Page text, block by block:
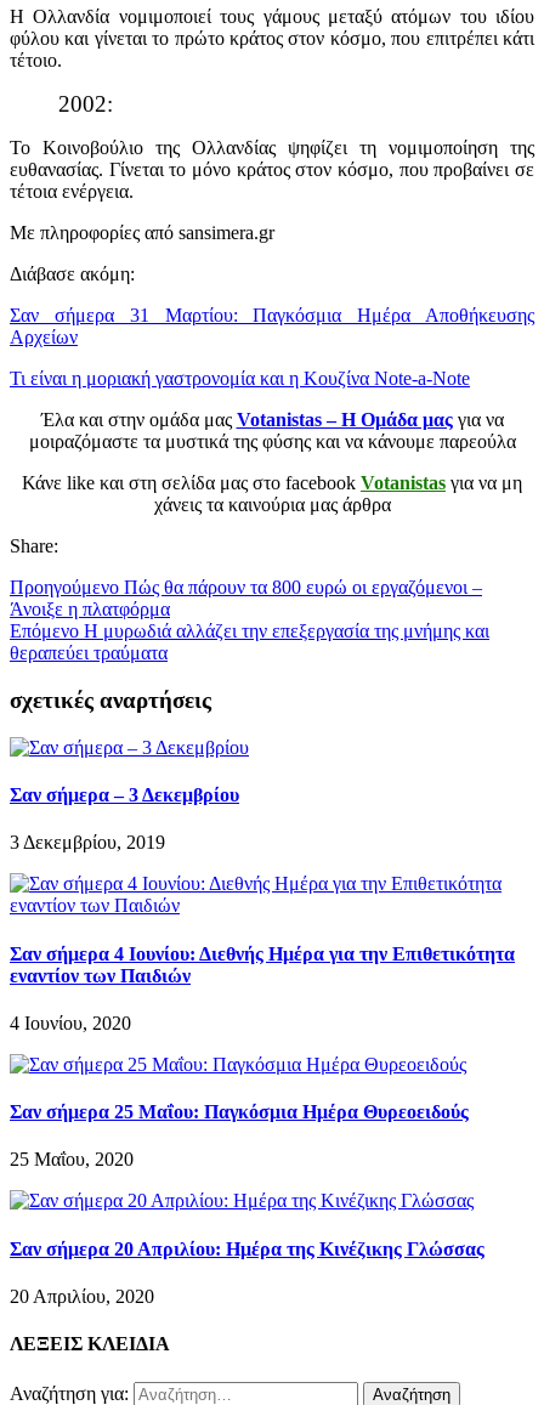
Η Ολλανδία νομιμοποιεί τους γάμους μεταξύ ατόμων του ιδίου
φύλου και γίνεται το πρώτο κράτος στον κόσμο, που επιτρέπει κάτι
τέτοιο.
2002:
Το Κοινοβούλιο της Ολλανδίας ψηφίζει τη νομιμοποίηση της
ευθανασίας. Γίνεται το μόνο κράτος στον κόσμο, που προβαίνει σε
τέτοια ενέργεια.
Με πληροφορίες από sansimera.gr
Διάβασε ακόμη:
Σαν σήμερα 31 Μαρτίου: Παγκόσμια Ημέρα Αποθήκευσης
Αρχείων
Τι είναι η μοριακή γαστρονομία και η Κουζίνα Note-a-Note
Έλα και στην ομάδα μας Votanistas – Η Ομάδα μαςγια να
μοιραζόμαστε τα μυστικά της φύσης και να κάνουμε παρεούλα
Κάνε like και στη σελίδα μας στο facebook Votanistas για να μη
χάνεις τα καινούρια μας άρθρα
Share:
Προηγούμενο Πώς θα πάρουν τα 800 ευρώ οι εργαζόμενοι –
Άνοιξε η πλατφόρμα
Επόμενο Η μυρωδιά αλλάζει την επεξεργασία της μνήμης και
θεραπεύει τραύματα
σχετικές αναρτήσεις
Σαν σήμερα – 3 Δεκεμβρίου
3 Δεκεμβρίου, 2019
Σαν σήμερα 4 Ιουνίου: Διεθνής Ημέρα για την Επιθετικότητα
εναντίον των Παιδιών
4 Ιουνίου, 2020
Σαν σήμερα 25 Μαΐου: Παγκόσμια Ημέρα Θυρεοειδούς
25 Μαΐου, 2020
Σαν σήμερα 20 Απριλίου: Ημέρα της Κινέζικης Γλώσσας
20 Απριλίου, 2020
ΛΕΞΕΙΣ ΚΛΕΙΔΙΑ
Αναζήτηση για: